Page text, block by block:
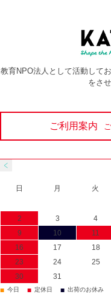
教育NPO法人として活動して
をさ
ご利用案内
日 月 火
2
3 4
9
10 11
16
17 18
23
24 25
30
31
■ 今日 ■ 定休日 ■ 出荷のお休み